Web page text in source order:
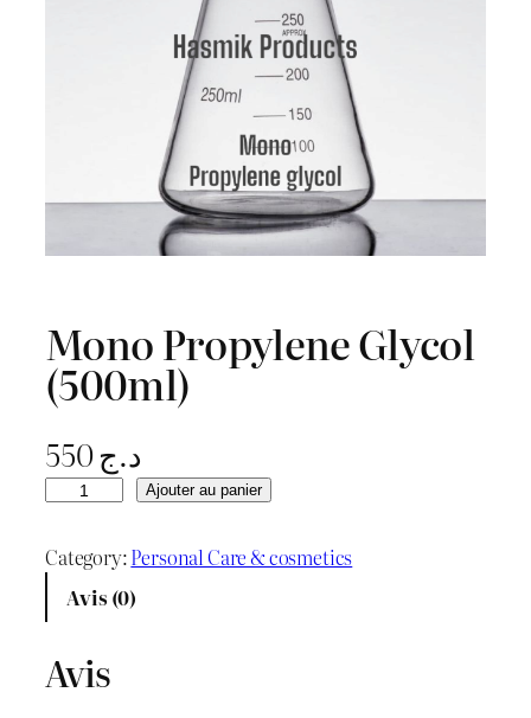
Mono Propylene Glycol
(500ml)
د.ج550
a
t
t
Ajouter au panier
Category:Personal Care & cosmetics
Avis (0)
Avis